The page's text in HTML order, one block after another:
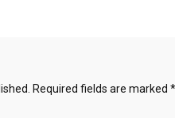
Required fields are marked *